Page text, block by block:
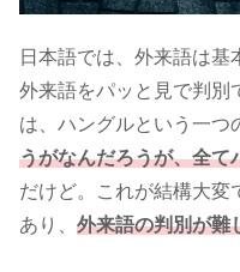
日本語では、外来語は基
外来語をパッと見で判別
は、ハングルという一つ
うがなんだろうが、全て
だけど。これが結構大変
あり、 外来語の判別が難